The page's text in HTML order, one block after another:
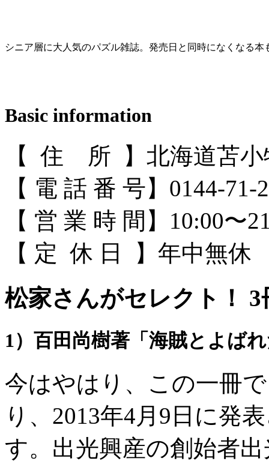
シニア層に大人気のパズル雑誌。発売日と同時になくなる本
Basic information
【 住 所 】北海道苫小
【 電 話 番 号】0144-71-
【 営 業 時 間】10:00〜
【 定 休 日 】年中無休
松家さんがセレクト！
1）百田尚樹著「海賊とよば
今はやはり、この一冊
り、2013年4月9日に発
す。出光興産の創始者